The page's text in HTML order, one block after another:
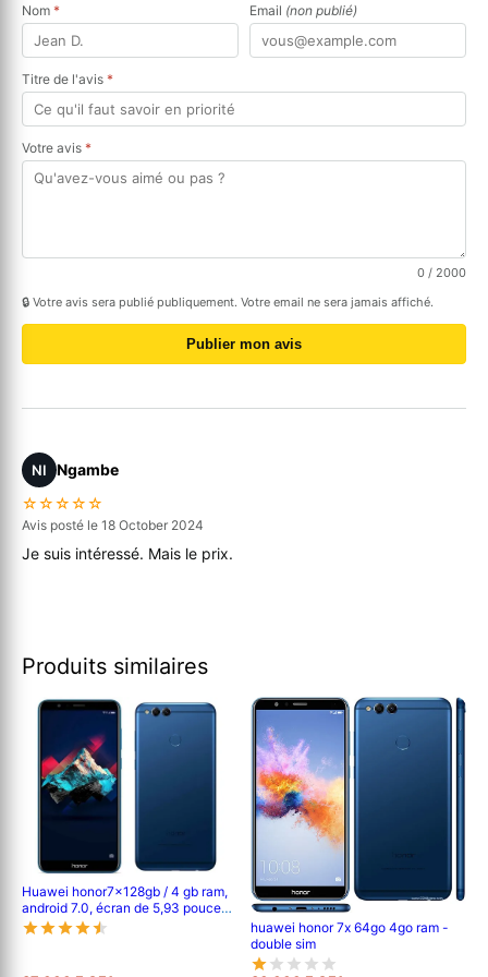
Nom * Email (non publié)
Titre de l'avis *
Votre avis *
0 / 2000
🔒 Votre avis sera publié publiquement. Votre email ne sera jamais affiché.
Publier mon avis
NI
Ngambe
☆☆☆☆☆
Avis posté le 18 October 2024
Je suis intéressé. Mais le prix.
Produits similaires
Huawei honor7x128gb / 4 gb ram,
android 7.0, écran de 5,93 pouces,
double caméra arrière 16 mp + 2
mp, 3340 mah
huawei honor 7x 64go 4go ram -
double sim